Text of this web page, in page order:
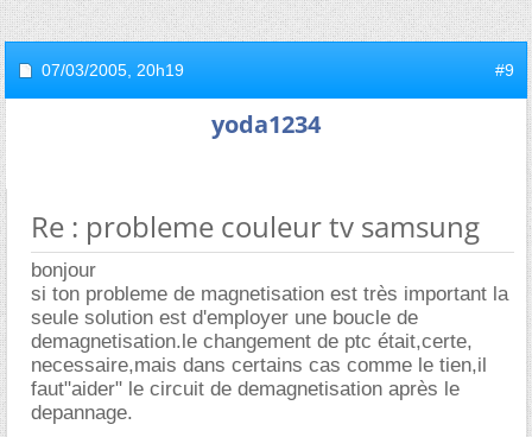
07/03/2005, 20h19 #9
yoda1234
Re : probleme couleur tv samsung
bonjour
si ton probleme de magnetisation est très important la
seule solution est d'employer une boucle de
demagnetisation.le changement de ptc était,certe,
necessaire,mais dans certains cas comme le tien,il
faut"aider" le circuit de demagnetisation après le
depannage.